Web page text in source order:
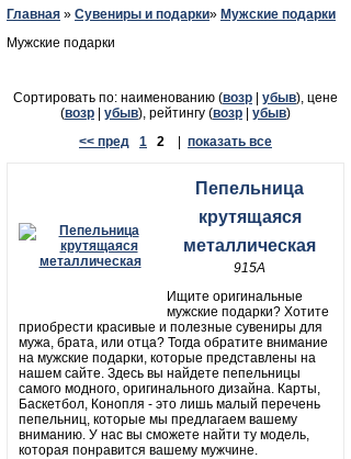
Главная » Сувениры и подарки» Мужские подарки
Мужские подарки
Сортировать по: наименованию (возр убыв), цене
(возр убыв), рейтингу (возр убыв)
<< пред
1 2 показать все
Пепельница
крутящаяся
металлическая
915A
Ищите оригинальные
мужские подарки? Хотите
приобрести красивые и полезные сувениры для
мужа, брата, или отца? Тогда обратите внимание
на мужские подарки, которые представлены на
нашем сайте. Здесь вы найдете пепельницы
самого модного, оригинального дизайна. Карты,
Баскетбол, Конопля - это лишь малый перечень
пепельниц, которые мы предлагаем вашему
вниманию. У нас вы сможете найти ту модель,
которая понравится вашему мужчине.